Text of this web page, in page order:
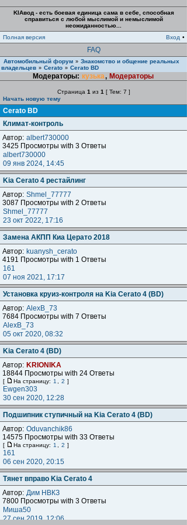
KIAвод - есть боевая единица сама в себе, способная
справиться с любой мыслимой и немыслимой
неожиданностью...
Полная версия
Вход •
FAQ
Автомобильный форум » Знакомство и общение реальных
владельцев » Cerato » Cerato BD
Модераторы: кузька, Модераторы
Страница 1 из 1 [ Тем: 7 ]
Начать новую тему
Cerato BD
Климат-контроль
Автор: albert730000
3425 Просмотры with 3 Ответы
albert730000
09 янв 2024, 14:45
Kia Cerato 4 рестайлинг
Автор: Shmel_77777
3087 Просмотры with 2 Ответы
Shmel_77777
23 окт 2022, 17:16
Замена АКПП Киа Церато 2018
Автор: kuanysh_cerato
4191 Просмотры with 1 Ответы
161
07 ноя 2021, 17:17
Установка круиз-контроля на Kia Cerato 4 (BD)
Автор: AlexB_73
7684 Просмотры with 7 Ответы
AlexB_73
05 окт 2020, 08:32
Kia Cerato 4 (BD)
Автор: KRIONIKA
18844 Просмотры with 24 Ответы
[ На страницу: 1 2 ]
Ewgen303
30 сен 2020, 12:28
Подшипник ступичный на Kia Cerato 4 (BD)
Автор: Oduvanchik86
14575 Просмотры with 33 Ответы
[ На страницу: 1 2 ]
161
06 сен 2020, 20:15
Тянет вправо Kia Cerato 4
Автор: Дим НВКЗ
7800 Просмотры with 3 Ответы
Миша50
27 сен 2019, 12:06